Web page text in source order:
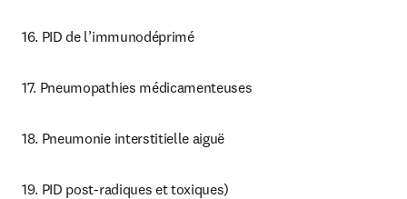
16. PID de l’immunodéprimé
17. Pneumopathies médicamenteuses
18. Pneumonie interstitielle aiguë
19. PID post-radiques et toxiques)